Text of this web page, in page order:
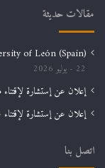
مقالات حديثة
of León (Spain)
22 يوليو 2026
إعلان عن إستشارة
إعلان عن إستشارة لإقتناء
اتصل بنا